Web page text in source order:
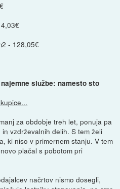
- 128,05€
službe: namesto sto
za obdobje treh let, ponuja pa
vzdrževalnih delih. S tem želi
ki niso v primernem stanju. V tem
plačal s pobotom pri
načrtov nismo dosegli,